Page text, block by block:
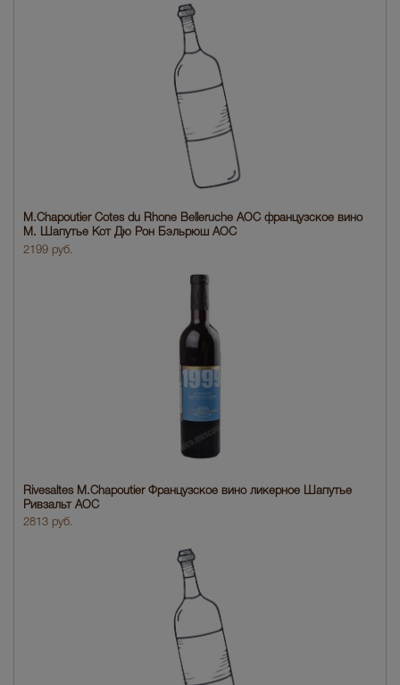
M.Chapoutier Cotes du Rhone Belleruche AOC французское вино
М. Шапутье Кот Дю Рон Бэльрюш АОС
2199 руб.
Rivesaltes M.Chapoutier Французское вино ликерное Шапутье
Ривзальт АОС
2813 руб.